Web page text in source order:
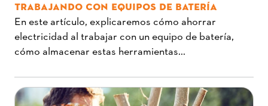
TRABAJANDO CON EQUIPOS DE BATERÍA
En este artículo, explicaremos cómo ahorrar
electricidad al trabajar con un equipo de batería,
cómo almacenar estas herramientas...